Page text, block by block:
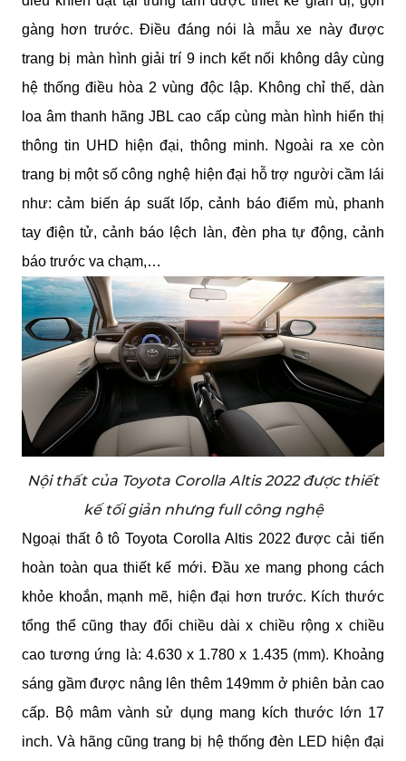
gàng hơn trước. Điều đáng nói là mẫu xe này được
trang bị màn hình giải trí 9 inch kết nối không dây cùng
hệ thống điều hòa 2 vùng độc lập. Không chỉ thế, dàn
loa âm thanh hãng JBL cao cấp cùng màn hình hiển thị
thông tin UHD hiện đại, thông minh. Ngoài ra xe còn
trang bị một số công nghệ hiện đại hỗ trợ người cầm lái
như: cảm biến áp suất lốp, cảnh báo điểm mù, phanh
tay điện tử, cảnh báo lệch làn, đèn pha tự động, cảnh
báo trước va chạm,…
Nội thất của Toyota Corolla Altis 2022 được thiết
kế tối giản nhưng full công nghệ
Ngoại thất ô tô Toyota Corolla Altis 2022 được cải tiến
hoàn toàn qua thiết kế mới. Đầu xe mang phong cách
khỏe khoắn, mạnh mẽ, hiện đại hơn trước. Kích thước
tổng thể cũng thay đổi chiều dài x chiều rộng x chiều
cao tương ứng là: 4.630 x 1.780 x 1.435 (mm). Khoảng
sáng gầm được nâng lên thêm 149mm ở phiên bản cao
cấp. Bộ mâm vành sử dụng mang kích thước lớn 17
inch. Và hãng cũng trang bị hệ thống đèn LED hiện đại